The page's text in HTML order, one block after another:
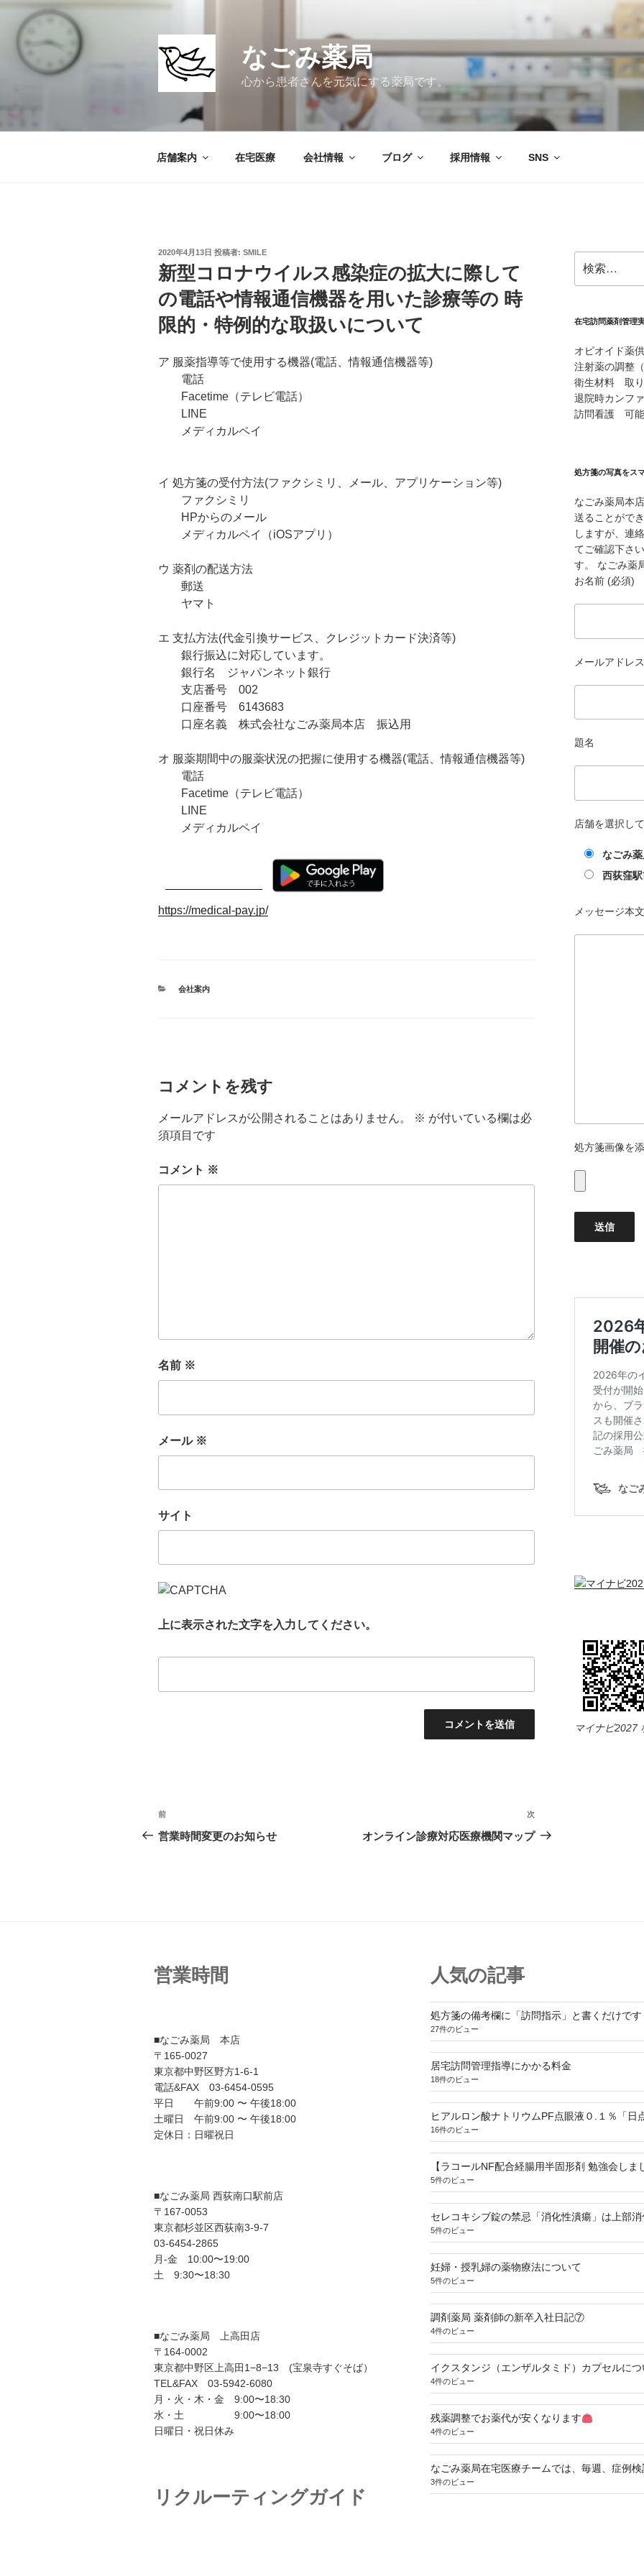
コ
キ
なごみ薬局
心から患者さんを元気にする薬局です。
店舗案内 在宅医療 会社情報 ブログ 採用情報 SNS
投
稿
日:
2020年4月13日 投稿者: SMILE
新型コロナウイルス感染症の拡大に際して
の電話や情報通信機器を用いた診療等の 時
限的・特例的な取扱いについて
ア 服薬指導等で使用する機器(電話、情報通信機器等)
電話
Facetime（テレビ電話）
LINE
メディカルペイ
イ 処方箋の受付方法(ファクシミリ、メール、アプリケーション等)
ファクシミリ
HPからのメール
メディカルペイ（iOSアプリ）
ウ 薬剤の配送方法
郵送
ヤマト
エ 支払方法(代金引換サービス、クレジットカード決済等)
銀行振込に対応しています。
銀行名 ジャパンネット銀行
支店番号 002
口座番号 6143683
口座名義 株式会社なごみ薬局本店 振込用
オ 服薬期間中の服薬状況の把握に使用する機器(電話、情報通信機器等)
電話
Facetime（テレビ電話）
LINE
メディカルペイ
https://medical-pay.jp/
カ
会社案内
コメントを残す
メールアドレスが公開されることはありません。 ※ が付いている欄は必
須項目です
コメント ※
名前 ※
メール ※
サイト
上に表示された文字を入力してください。
投
稿
シ
ョ
前
の
前
営業時間変更のお知らせ
次
の
次
オンライン診療対応医療機関マップ
索:
在宅訪問薬剤管理
オピオイド薬
注射薬の調整
衛生材料 取
退院時カンフ
訪問看護 可能
処方箋の写真をス
なごみ薬局本
送ることがで
しますが、連
てご確認下さ
す。 なごみ薬
お名前 (必須)
メールアドレ
題名
店舗を選択し
なごみ
西荻窪
メッセージ本文
処方箋画像を添
マイナビ2027
営業時間
■なごみ薬局 本店
〒165-0027
東京都中野区野方1-6-1
電話&FAX 03-6454-0595
平日 午前9:00 〜 午後18:00
土曜日 午前9:00 〜 午後18:00
定休日：日曜祝日
■なごみ薬局 西荻南口駅前店
〒167-0053
東京都杉並区西荻南3-9-7
03-6454-2865
月-金 10:00〜19:00
土 9:30〜18:30
■なごみ薬局 上高田店
〒164-0002
東京都中野区上高田1−8−13 (宝泉寺すぐそば）
TEL&FAX 03-5942-6080
月・火・木・金 9:00〜18:30
水・土 9:00〜18:00
日曜日・祝日休み
リクルーティングガイド
人気の記事
処方箋の備考欄に「訪問指示」と書くだけです
27件のビュー
居宅訪問管理指導にかかる料金
18件のビュー
ヒアルロン酸ナトリウムPF点眼液０.１％「日
16件のビュー
【ラコールNF配合経腸用半固形剤 勉強会しま
5件のビュー
セレコキシブ錠の禁忌「消化性潰瘍」は上部消
5件のビュー
妊婦・授乳婦の薬物療法について
5件のビュー
調剤薬局 薬剤師の新卒入社日記⑦
4件のビュー
イクスタンジ（エンザルタミド）カプセルにつ
4件のビュー
残薬調整でお薬代が安くなります
4件のビュー
なごみ薬局在宅医療チームでは、毎週、症例検
3件のビュー